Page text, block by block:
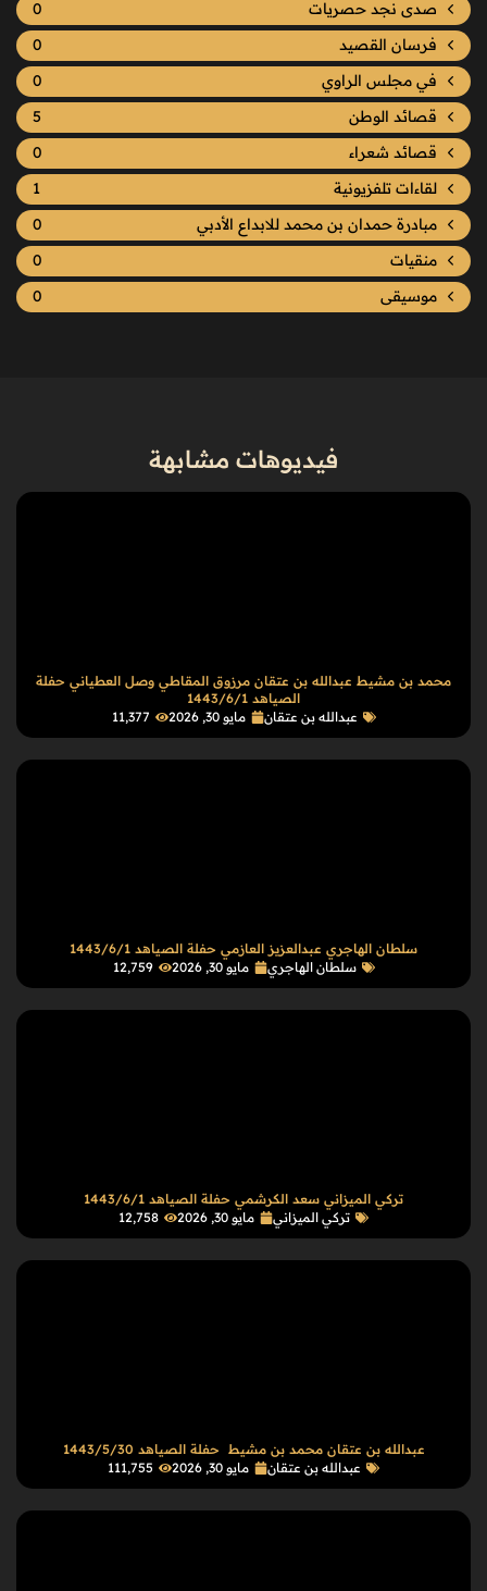
صدى نجد حصريات
0
فرسان القصيد
0
في مجلس الراوي
0
قصائد الوطن
5
قصائد شعراء
0
لقاءات تلفزيونية
1
مبادرة حمدان بن محمد للابداع الأدبي
0
منقيات
0
موسيقى
0
فيديوهات مشابهة
محمد بن مشيط عبدالله بن عتقان مرزوق المقاطي وصل العطياني حفلة
الصياهد 1443/6/1
عبدالله بن عتقان
مايو 30, 2026 11٬377
سلطان الهاجري عبدالعزيز العازمي حفلة الصياهد 1443/6/1
سلطان الهاجري
مايو 30, 2026 12٬759
تركي الميزاني سعد الكرشمي حفلة الصياهد 1443/6/1
تركي الميزاني
مايو 30, 2026 12٬758
عبدالله بن عتقان محمد بن مشيط حفلة الصياهد 1443/5/30
عبدالله بن عتقان
مايو 30, 2026 111٬755